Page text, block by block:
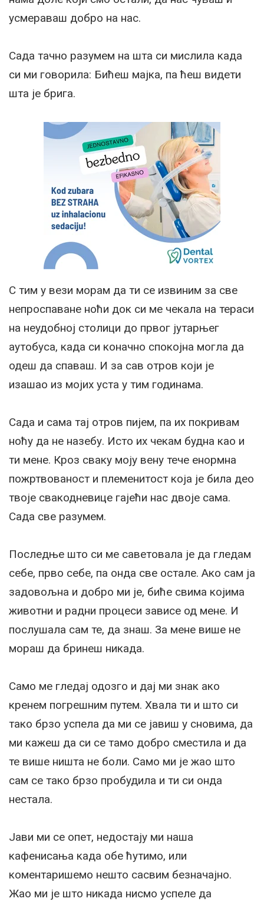
усмераваш добро на нас.
Сада тачно разумем на шта си мислила када
си ми говорила: Бићеш мајка, па ћеш видети
шта је брига.
С тим у вези морам да ти се извиним за све
непроспаване ноћи док си ме чекала на тераси
на неудобној столици до првог јутарњег
аутобуса, када си коначно спокојна могла да
одеш да спаваш. И за сав отров који је
изашао из мојих уста у тим годинама.
Сада и сама тај отров пијем, па их покривам
ноћу да не назебу. Исто их чекам будна као и
ти мене. Кроз сваку моју вену тече енормна
пожртвованост и племенитост која је била део
твоје свакодневице гајећи нас двоје сама.
Сада све разумем.
Последње што си ме саветовала је да гледам
себе, прво себе, па онда све остале. Ако сам ја
задовољна и добро ми је, биће свима којима
животни и радни процеси зависе од мене. И
послушала сам те, да знаш. За мене више не
мораш да бринеш никада.
Само ме гледај одозго и дај ми знак ако
кренем погрешним путем. Хвала ти и што си
тако брзо успела да ми се јавиш у сновима, да
ми кажеш да си се тамо добро сместила и да
те више ништа не боли. Само ми је жао што
сам се тако брзо пробудила и ти си онда
нестала.
Јави ми се опет, недостају ми наша
кафенисања када обе ћутимо, или
коментаришемо нешто сасвим безначајно.
Жао ми је што никада нисмо успеле да